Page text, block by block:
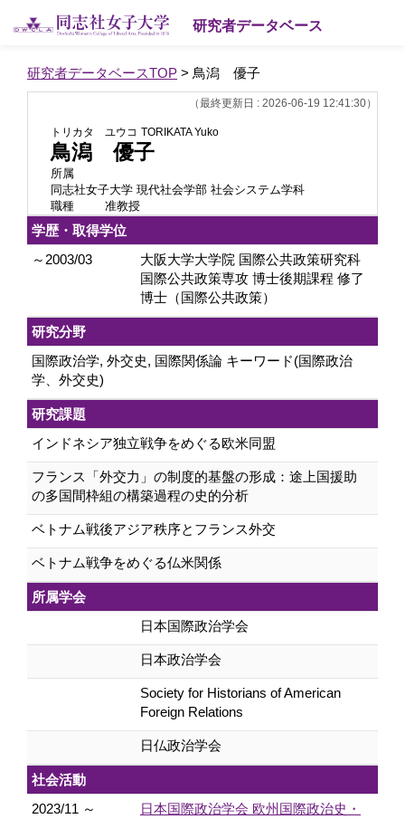
研究者データベース
研究者データベースTOP > 鳥潟 優子
（最終更新日 : 2026-06-19 12:41:30）
トリカタ ユウコ TORIKATA Yuko
鳥潟 優子
所属
同志社女子大学 現代社会学部 社会システム学科
職種
准教授
学歴・取得学位
～2003/03
大阪大学大学院 国際公共政策研究科
国際公共政策専攻 博士後期課程 修了
博士（国際公共政策）
研究分野
国際政治学, 外交史, 国際関係論 キーワード(国際政治
学、外交史)
研究課題
インドネシア独立戦争をめぐる欧米同盟
フランス「外交力」の制度的基盤の形成：途上国援助
の多国間枠組の構築過程の史的分析
ベトナム戦後アジア秩序とフランス外交
ベトナム戦争をめぐる仏米関係
所属学会
日本国際政治学会
日本政治学会
Society for Historians of American
Foreign Relations
日仏政治学会
社会活動
2023/11 ～
日本国際政治学会 欧州国際政治史・